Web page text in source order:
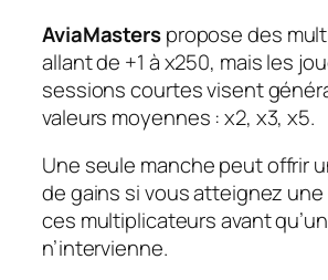
AviaMasterspropose des
allant de +1 à x250, mais les
sessions courtes visent
valeurs moyennes : x2, x3, x5.
Une seule manche peut offrir
de gains si vous atteignez
ces multiplicateurs avant
n’intervienne.